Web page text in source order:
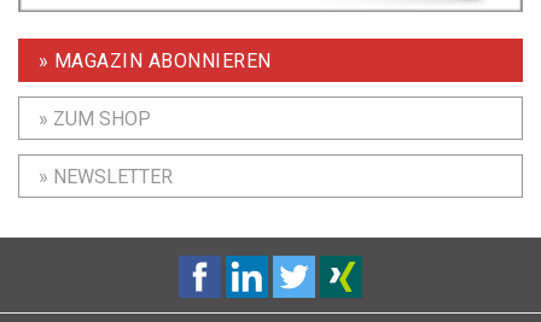
» MAGAZIN ABONNIEREN
» ZUM SHOP
» NEWSLETTER